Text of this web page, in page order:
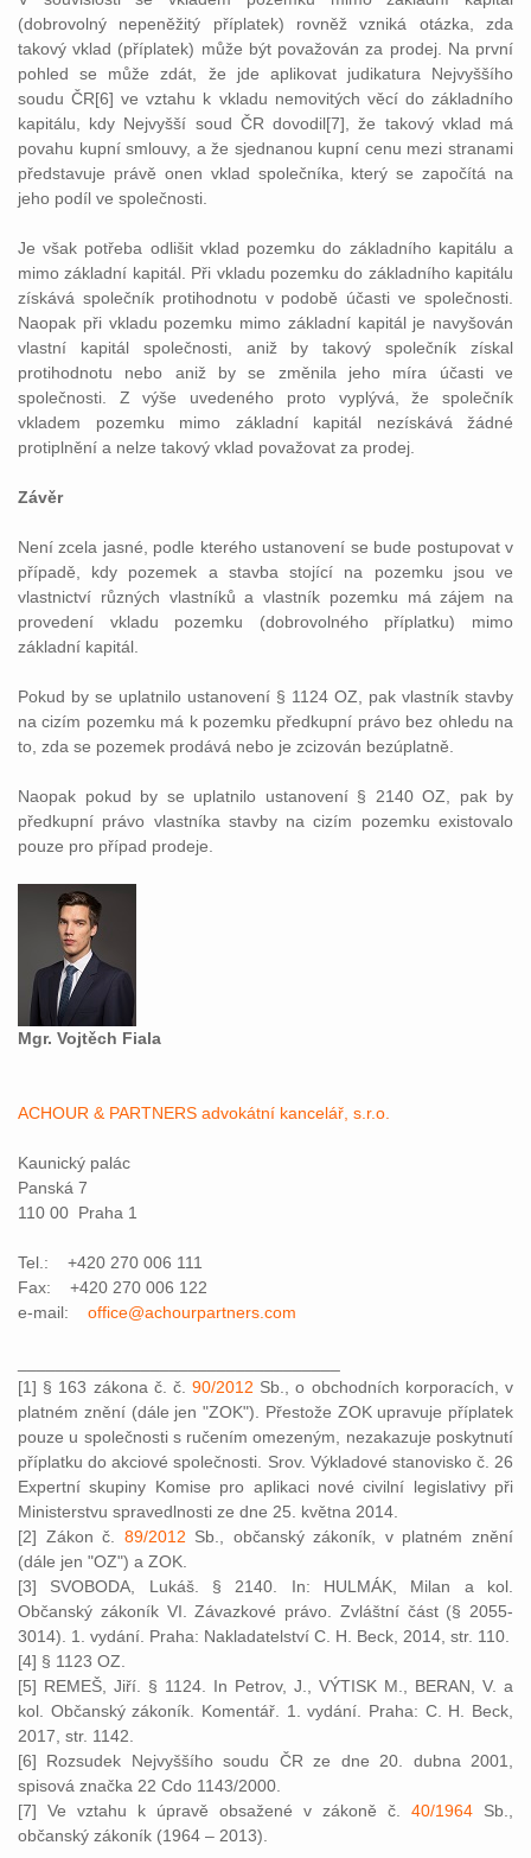
(dobrovolný nepeněžitý příplatek) rovněž vzniká otázka, zda
takový vklad (příplatek) může být považován za prodej. Na první
pohled se může zdát, že jde aplikovat judikatura Nejvyššího
soudu ČR[6] ve vztahu k vkladu nemovitých věcí do základního
kapitálu, kdy Nejvyšší soud ČR dovodil[7], že takový vklad má
povahu kupní smlouvy, a že sjednanou kupní cenu mezi stranami
představuje právě onen vklad společníka, který se započítá na
jeho podíl ve společnosti.
Je však potřeba odlišit vklad pozemku do základního kapitálu a
mimo základní kapitál. Při vkladu pozemku do základního kapitálu
získává společník protihodnotu v podobě účasti ve společnosti.
Naopak při vkladu pozemku mimo základní kapitál je navyšován
vlastní kapitál společnosti, aniž by takový společník získal
protihodnotu nebo aniž by se změnila jeho míra účasti ve
společnosti. Z výše uvedeného proto vyplývá, že společník
vkladem pozemku mimo základní kapitál nezískává žádné
protiplnění a nelze takový vklad považovat za prodej.
Závěr
Není zcela jasné, podle kterého ustanovení se bude postupovat v
případě, kdy pozemek a stavba stojící na pozemku jsou ve
vlastnictví různých vlastníků a vlastník pozemku má zájem na
provedení vkladu pozemku (dobrovolného příplatku) mimo
základní kapitál.
Pokud by se uplatnilo ustanovení § 1124 OZ, pak vlastník stavby
na cizím pozemku má k pozemku předkupní právo bez ohledu na
to, zda se pozemek prodává nebo je zcizován bezúplatně.
Naopak pokud by se uplatnilo ustanovení § 2140 OZ, pak by
předkupní právo vlastníka stavby na cizím pozemku existovalo
pouze pro případ prodeje.
Mgr. Vojtěch Fiala
ACHOUR & PARTNERS advokátní kancelář, s.r.o.
Kaunický palác
Panská 7
110 00 Praha 1
Tel.: +420 270 006 111
Fax: +420 270 006 122
e-mail: office@achourpartners.com
[1] § 163 zákona č. č.90/2012 Sb., o obchodních korporacích, v
platném znění (dále jen "ZOK"). Přestože ZOK upravuje příplatek
pouze u společnosti s ručením omezeným, nezakazuje poskytnutí
příplatku do akciové společnosti. Srov. Výkladové stanovisko č. 26
Expertní skupiny Komise pro aplikaci nové civilní legislativy při
Ministerstvu spravedlnosti ze dne 25. května 2014.
[2] Zákon č. 89/2012 Sb., občanský zákoník, v platném znění
(dále jen "OZ") a ZOK.
[3] SVOBODA, Lukáš. § 2140. In: HULMÁK, Milan a kol.
Občanský zákoník VI. Závazkové právo. Zvláštní část (§ 2055-
3014). 1. vydání. Praha: Nakladatelství C. H. Beck, 2014, str. 110.
[4] § 1123 OZ.
[5] REMEŠ, Jiří. § 1124. In Petrov, J., VÝTISK M., BERAN, V. a
kol. Občanský zákoník. Komentář. 1. vydání. Praha: C. H. Beck,
2017, str. 1142.
[6] Rozsudek Nejvyššího soudu ČR ze dne 20. dubna 2001,
spisová značka 22 Cdo 1143/2000.
[7] Ve vztahu k úpravě obsažené v zákoně č. 40/1964 Sb.,
občanský zákoník (1964 – 2013).